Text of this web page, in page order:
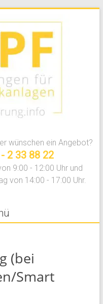
wünschen ein Angebot?
2 33 88 22
9:00 - 12:00 Uhr und
von 14:00 - 17:00 Uhr.
(bei
Smart